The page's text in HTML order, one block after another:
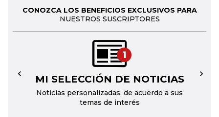
CONOZCA LOS BENEFICIOS EXCLUSIVOS PARA
NUESTROS SUSCRIPTORES
1
MI SELECCIÓN DE NOTICIAS
Noticias personalizadas, de acuerdo a sus
temas de interés
← →